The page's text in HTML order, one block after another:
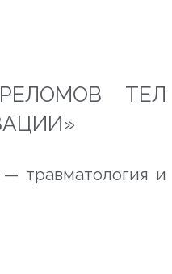
ТЕЛ
травматология и